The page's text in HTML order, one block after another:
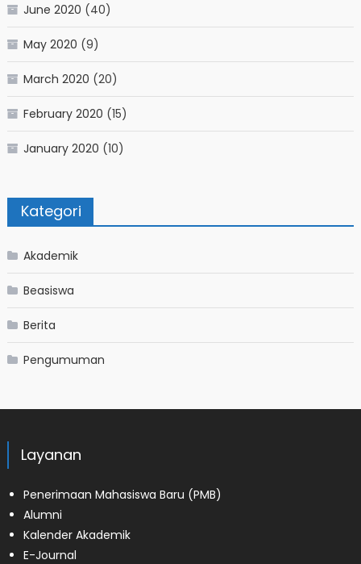
June 2020 (40)
May 2020 (9)
March 2020 (20)
February 2020 (15)
January 2020 (10)
Kategori
Akademik
Beasiswa
Berita
Pengumuman
Layanan
Penerimaan Mahasiswa Baru (PMB)
Alumni
Kalender Akademik
E-Journal